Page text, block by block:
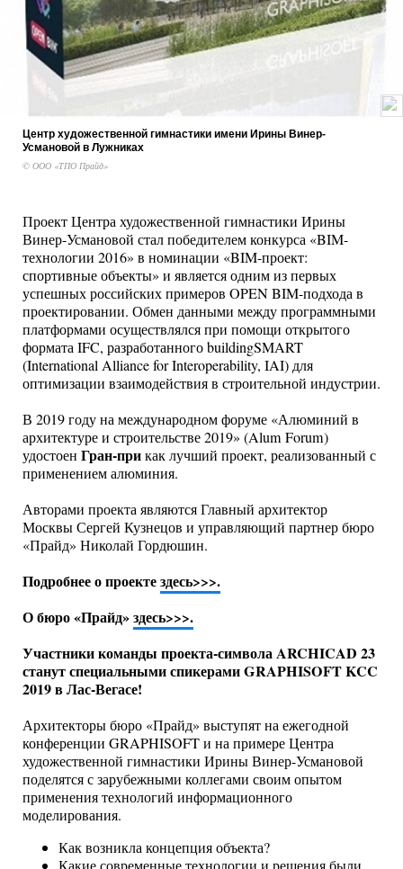
Центр художественной гимнастики имени Ирины Винер-
Усмановой в Лужниках
© ООО «ТПО Прайд»
Проект Центра художественной гимнастики Ирины
Винер-Усмановой стал победителем конкурса «BIM-
технологии 2016» в номинации «BIM-проект:
спортивные объекты» и является одним из первых
успешных российских примеров OPEN BIM-подхода в
проектировании. Обмен данными между программными
платформами осуществлялся при помощи открытого
формата IFC, разработанного buildingSMART
(International Alliance for Interoperability, IAI) для
оптимизации взаимодействия в строительной индустрии.
В 2019 году на международном форуме «Алюминий в
архитектуре и строительстве 2019» (Alum Forum)
удостоен Гран-прикак лучший проект, реализованный с
применением алюминия.
Авторами проекта являются Главный архитектор
Москвы Сергей Кузнецов и управляющий партнер бюро
«Прайд» Николай Гордюшин.
Подробнее о проектездесь>>>.
О бюро «Прайд»здесь>>>.
Участники команды проекта-символа ARCHICAD 23
станут специальными спикерами GRAPHISOFT KCC
2019 в Лас-Вегасе!
Архитекторы бюро «Прайд» выступят на ежегодной
конференции GRAPHISOFT и на примере Центра
художественной гимнастики Ирины Винер-Усмановой
поделятся с зарубежными коллегами своим опытом
применения технологий информационного
моделирования.
Как возникла концепция объекта?